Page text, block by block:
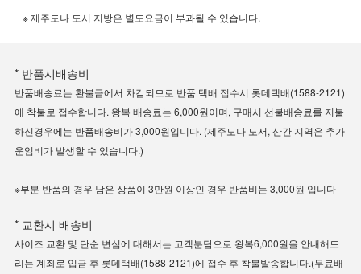
※ 제주도나 도서 지방은 별도요금이 부과될 수 있습니다.
* 반품시배송비
반품배송료는 환불금에서 차감되므로 반품 택배 접수시 롯데택배(1588-2121)
에 착불로 접수합니다. 왕복 배송료는 6,000원이며, 구매시 선불배송료를 지불
하신경우에는 반품배송비가 3,000원입니다. (제주도나 도서, 산간 지역은 추가
운임비가 발생할 수 있습니다.)
※부분 반품의 경우 남은 상품이 3만원 이상인 경우 반품비는 3,000원 입니다
* 교환시 배송비
사이즈 교환 및 단순 변심에 대해서는 고객분담으로 왕복6,000원을 안내해드
리는 계좌로 입금 후 롯데택배(1588-2121)에 접수 후 착불발송합니다.(무료배